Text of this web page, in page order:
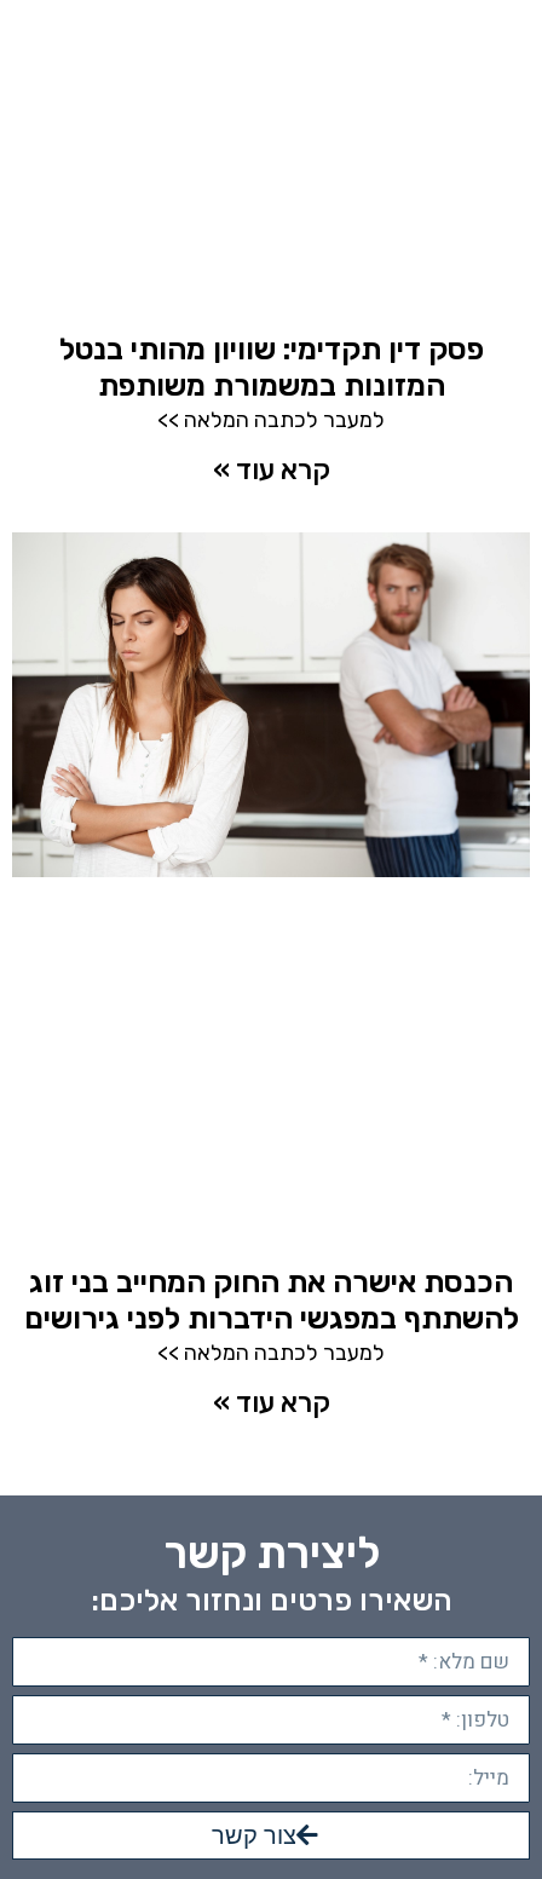
פסק דין תקדימי: שוויון מהותי בנטל
המזונות במשמורת משותפת
למעבר לכתבה המלאה >>
קרא עוד »
הכנסת אישרה את החוק המחייב בני זוג
להשתתף במפגשי הידברות לפני גירושים
למעבר לכתבה המלאה >>
קרא עוד »
ליצירת קשר
השאירו פרטים ונחזור אליכם:
צור קשר